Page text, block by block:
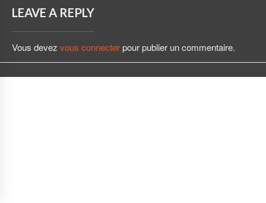
LEAVE A REPLY
Vous devez vous connecterpour publier un commentaire.